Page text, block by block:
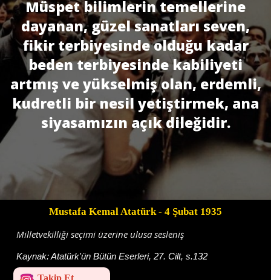
Müspet bilimlerin temellerine
dayanan, güzel sanatları seven,
fikir terbiyesinde olduğu kadar
beden terbiyesinde kabiliyeti
artmış ve yükselmiş olan, erdemli,
kudretli bir nesil yetiştirmek, ana
siyasamızın açık dileğidir.
Mustafa Kemal Atatürk - 4 Şubat 1935
Milletvekilliği seçimi üzerine ulusa sesleniş
Kaynak:Atatürk'ün Bütün Eserleri, 27. Cilt, s.132
Takip Et